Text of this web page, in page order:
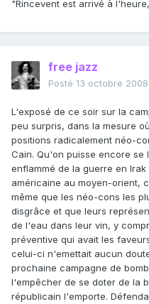
"Rincevent est arrivé à
free jazz
Posté 13 octobre 2008
L'exposé de ce soir sur la
peu surpris, dans la mesure
positions radicalement néo-
Cain. Qu'on puisse encore se
enflammé de la guerre en
américaine au moyen-orient,
même que les néo-cons les
disgrâce et que leurs
de l'eau dans leur vin, y
préventive qui avait les
celui-ci n'emettait aucun
prochaine campagne de
l'empêcher de se doter de la
républicain l'emporte.